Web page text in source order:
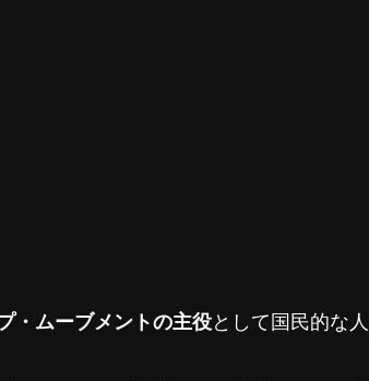
・ムーブメントの主役として国民的な人